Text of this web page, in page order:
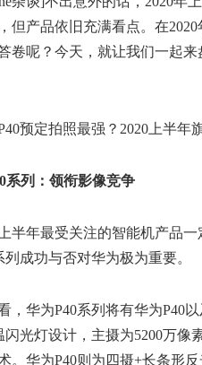
但产品依旧充满看点。在
卷呢？今天，就让我们一起
系列：领衔影像竞争
半年最受关注的智能机产品
列成功与否对华为极为重要。
，华为P40系列将有华为P40
闪光灯设计，主摄为5200万像
。华为P40则为四摄+长条形反